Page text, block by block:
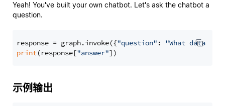
Yeah! You've built your own chatbot. Let's ask the chatbot a
question.
response = graph.invoke({"question" : "What data
print(response["answer"
示例输出